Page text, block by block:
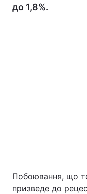
до 1,8%.
Побоювання, що
призведе до